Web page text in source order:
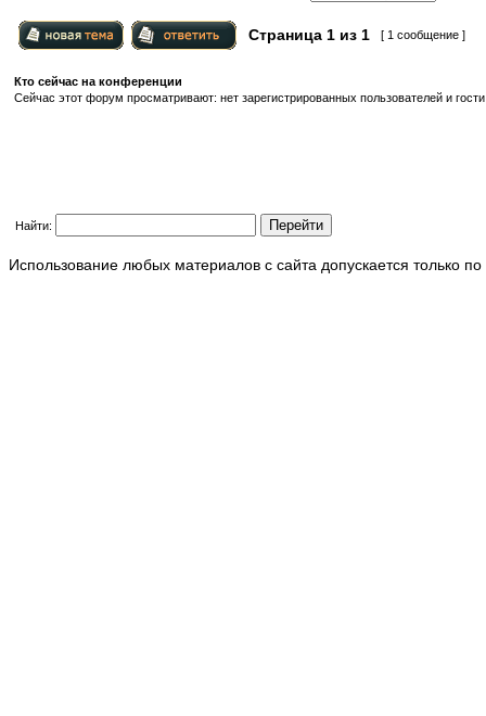
Страница 1 из 1 [ 1 сообщение ]
Кто сейчас на конференции
Сейчас этот форум просматривают: нет зарегистрированных пользователей и
Найти:
Использование любых материалов с сайта допускается только